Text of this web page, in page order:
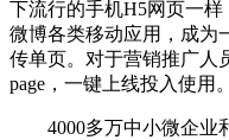
下流行的手机H5网页一
微博各类移动应用，成为
传单页。对于营销推广人
page，一键上线投入使用。
4000多万中小微企业